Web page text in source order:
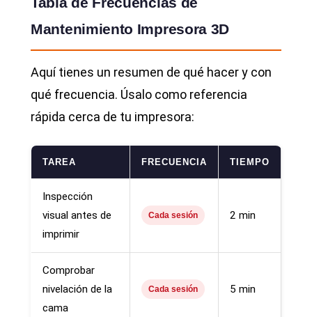
Mantenimiento Impresora 3D
Aquí tienes un resumen de qué hacer y con
qué frecuencia. Úsalo como referencia
rápida cerca de tu impresora:
TAREA FRECUENCIA TIEMPO
Inspección
visual antes de
imprimir
Cada sesión 2 min
Comprobar
nivelación de la
cama
Cada sesión 5 min